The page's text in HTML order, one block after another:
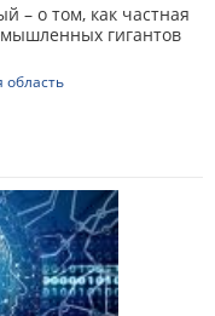
– о том, как частная
гигантов
область